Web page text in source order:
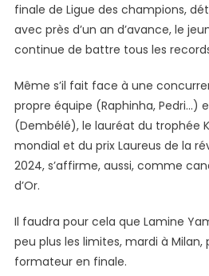
finale de Ligue des champions,
avec près d’un an d’avance, le
continue de battre tous les
Même s’il fait face à une
propre équipe (Raphinha, Pedri…)
(Dembélé), le lauréat du trophée
mondial et du prix Laureus de la
2024, s’affirme, aussi, comme
d’Or.
Il faudra pour cela que Lamine
peu plus les limites, mardi à
formateur en finale.